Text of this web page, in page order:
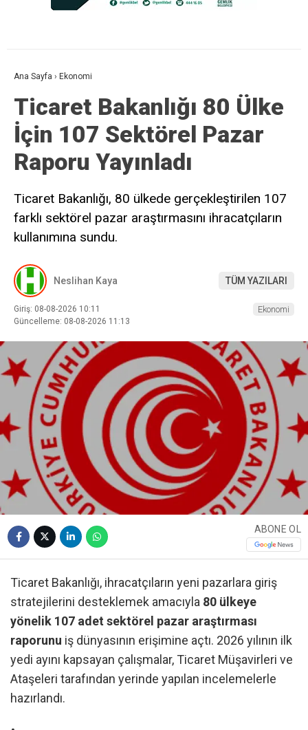
Ana Sayfa › Ekonomi
Ticaret Bakanlığı 80 Ülke
İçin 107 Sektörel Pazar
Raporu Yayınladı
Ticaret Bakanlığı, 80 ülkede gerçekleştirilen 107
farklı sektörel pazar araştırmasını ihracatçıların
kullanımına sundu.
Neslihan Kaya TÜM YAZILARI
Giriş: 08-08-2026 10:11
Güncelleme: 08-08-2026 11:13
Ekonomi
ABONE OL
Ticaret Bakanlığı, ihracatçıların yeni pazarlara giriş
stratejilerini desteklemek amacıyla 80 ülkeye
yönelik 107 adet sektörel pazar araştırması
raporunu iş dünyasının erişimine açtı. 2026 yılının ilk
yedi ayını kapsayan çalışmalar, Ticaret Müşavirleri ve
Ataşeleri tarafından yerinde yapılan incelemelerle
hazırlandı.